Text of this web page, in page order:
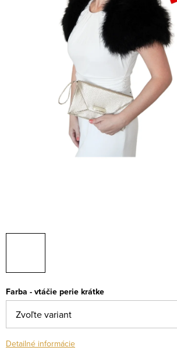
Farba - vtáčie perie krátke
Detailné informácie